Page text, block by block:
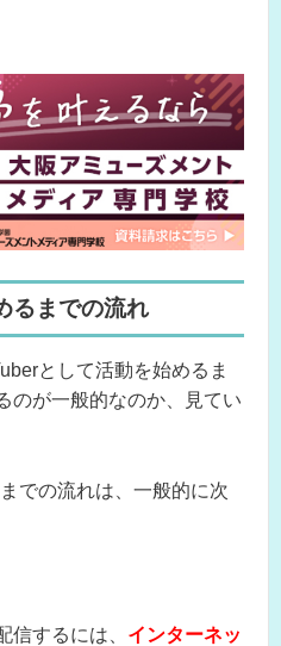
るまでの流れ
として活動を始めるま
のが一般的なのか、見てい
での流れは、一般的に次
信するには、 インターネッ